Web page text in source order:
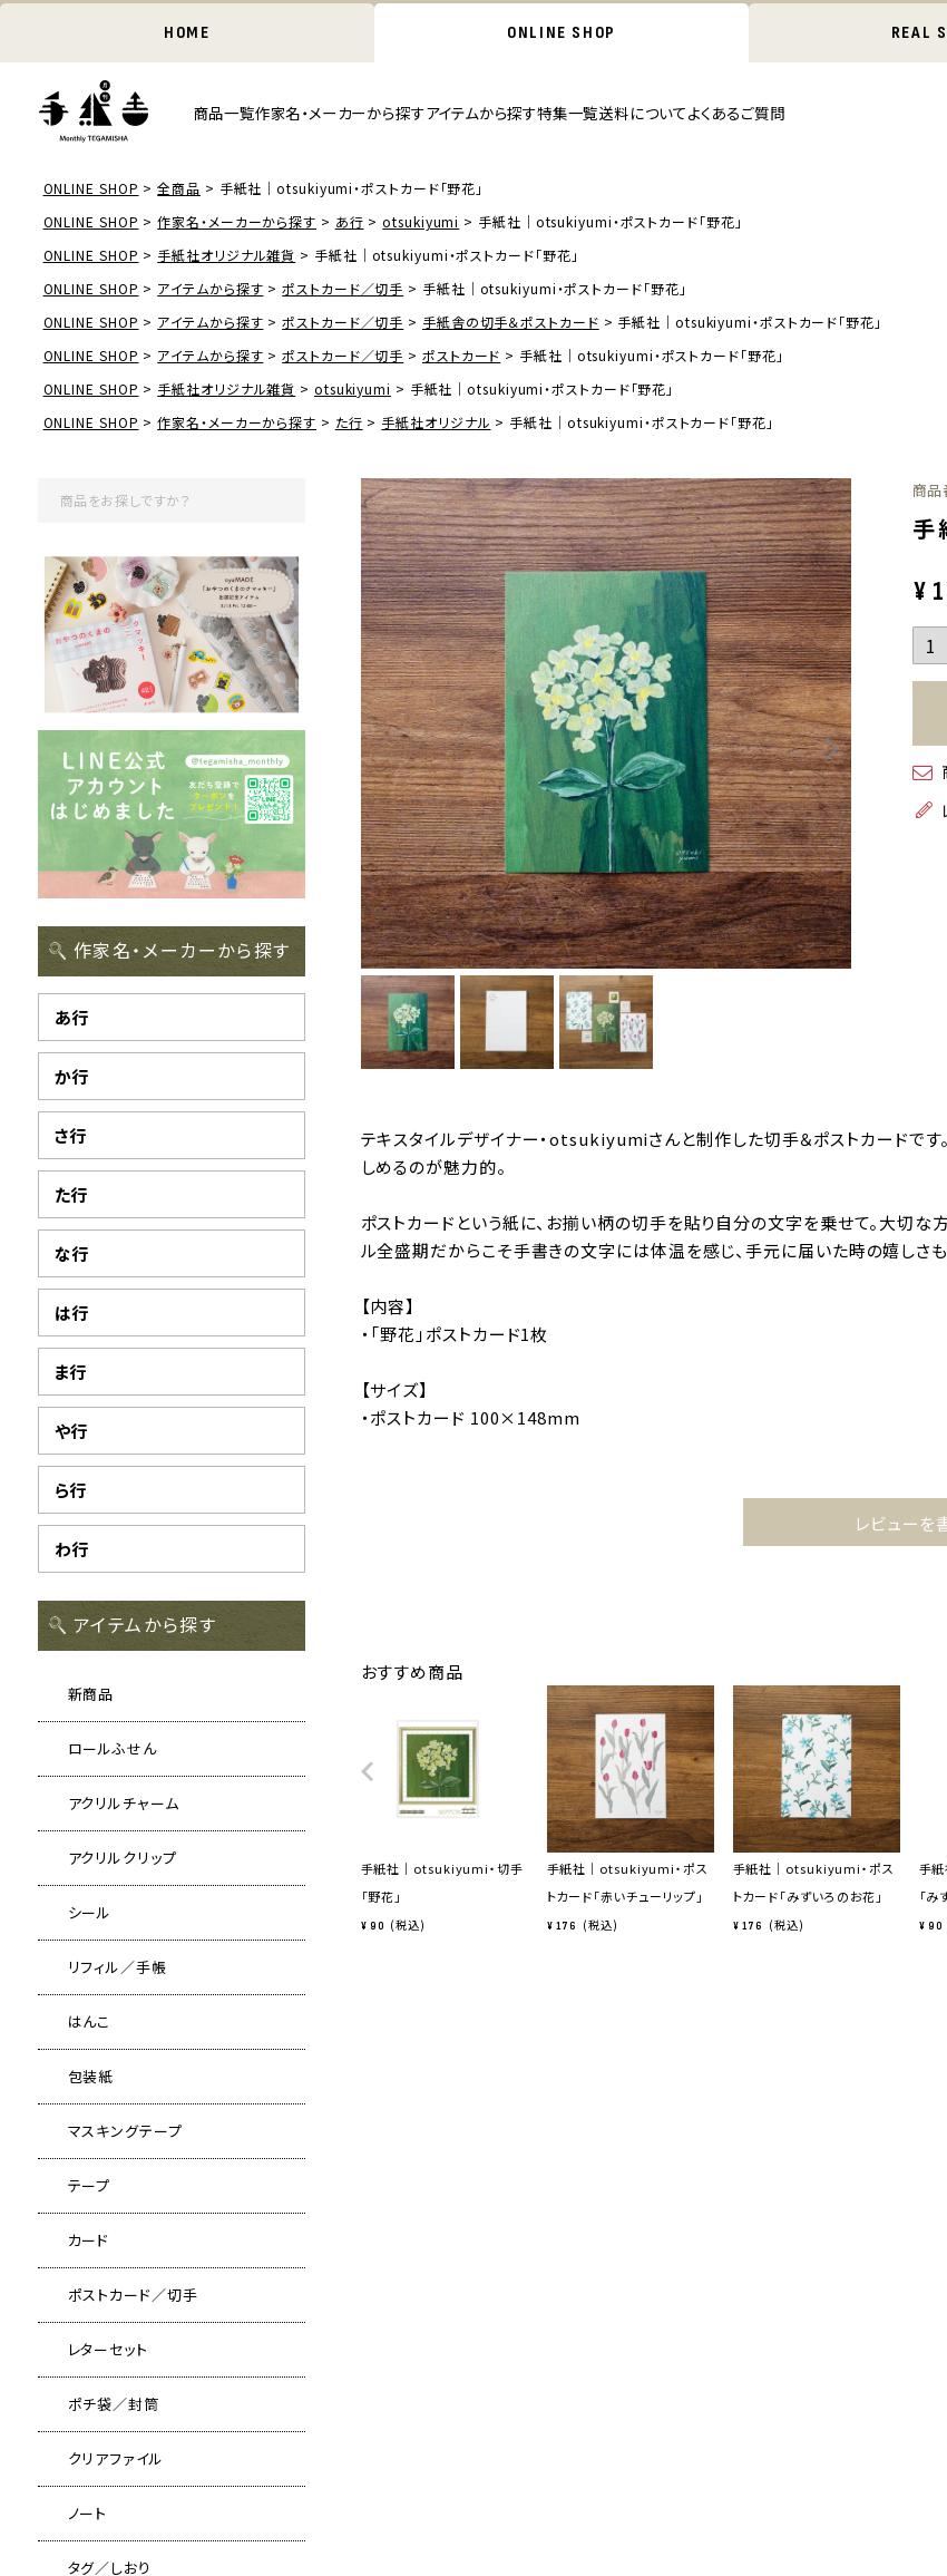
HOME ONLINE SHOP REAL
商品一覧作家名・メーカーから探すアイテムから探す特集一覧送料についてよくあるご質問
ONLINE SHOP 全商品
手紙社｜otsukiyumi・ポストカード「野花」
ONLINE SHOP
作家名・メーカーから探す あ行 otsukiyumi
手紙社｜otsukiyumi・ポストカード「野花」
ONLINE SHOP
手紙社オリジナル雑貨
手紙社｜otsukiyumi・ポストカード「野花」
ONLINE SHOP
アイテムから探す ポストカード／切手
手紙社｜otsukiyumi・ポストカード「野花」
ONLINE SHOP
アイテムから探す ポストカード／切手 手紙舎の切手＆ポストカード
手紙社｜otsukiyumi・ポストカード「野花」
ONLINE SHOP
アイテムから探す ポストカード／切手 ポストカード
手紙社｜otsukiyumi・ポストカード「野花」
ONLINE SHOP
手紙社オリジナル雑貨 otsukiyumi
手紙社｜otsukiyumi・ポストカード「野花」
ONLINE SHOP
作家名・メーカーから探す た行 手紙社オリジナル 手紙社｜otsukiyumi・ポストカード「野花」
作家名・メーカーから探す
あ行
か行
さ行
た行
な行
は行
ま行
や行
ら行
わ行
アイテムから探す
新商品
ロールふせん
アクリルチャーム
アクリルクリップ
シール
リフィル／手帳
はんこ
包装紙
マスキングテープ
テープ
カード
ポストカード／切手
レターセット
ポチ袋／封筒
クリアファイル
ノート
タグ／しおり
商品
手
¥
テキスタイルデザイナー・otsukiyumiさんと制作した切手＆ポストカード
しめるのが魅力的。
ポストカードという紙に、お揃い柄の切手を貼り自分の文字を乗せて。大切
ル全盛期だからこそ手書きの文字には体温を感じ、手元に届いた時の嬉しさも
【内容】
・「野花」ポストカード1枚
【サイズ】
・ポストカード 100×148mm
レビューを
おすすめ商品
手紙社｜otsukiyumi・切手
「野花」
¥ 90 税込
手紙社｜otsukiyumi・ポス
トカード「赤いチューリップ」
¥ 176 税込
手紙社｜otsukiyumi・ポス
トカード「みずいろのお花」
¥ 176 税込
手
「み
¥ 90